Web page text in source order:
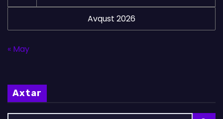
Avqust 2026
« May
Axtar